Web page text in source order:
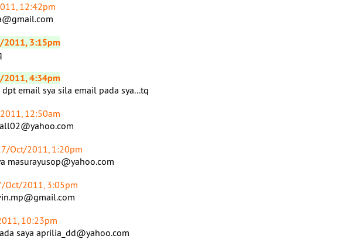
12:42pm
2011, 3:15pm
2011, 4:34pm
email sya sila email pada sya...tq
12:50am
Oct/2011, 1:20pm
masurayusop@yahoo.com
Oct/2011, 3:05pm
10:23pm
saya aprilia_dd@yahoo.com